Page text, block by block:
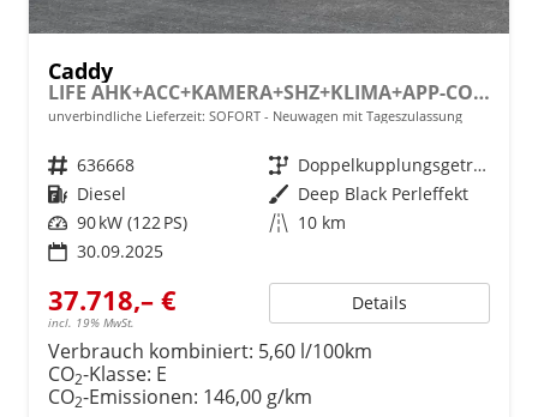
Caddy
LIFE AHK+ACC+KAMERA+SHZ+KLIMA+APP-CONNECT
unverbindliche Lieferzeit: SOFORT Neuwagen mit Tageszulassung
Fahrzeugnr. 636668 Getriebe
Doppelkupplungsgetriebe (DSG)
Kraftstoff Diesel Außenfarbe Deep Black Perleffekt
Leistung 90 kW (122 PS) Kilometerstand 10 km
30.09.2025
37.718,– €
incl. 19% MwSt.
Details
Verbrauch kombiniert: 5,60 l/100km
CO2-Klasse: E
CO2-Emissionen: 146,00 g/km